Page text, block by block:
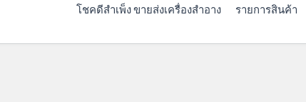
โชคดีสำเพ็ง ขายส่งเครื่องสำอาง รายการสินค้า